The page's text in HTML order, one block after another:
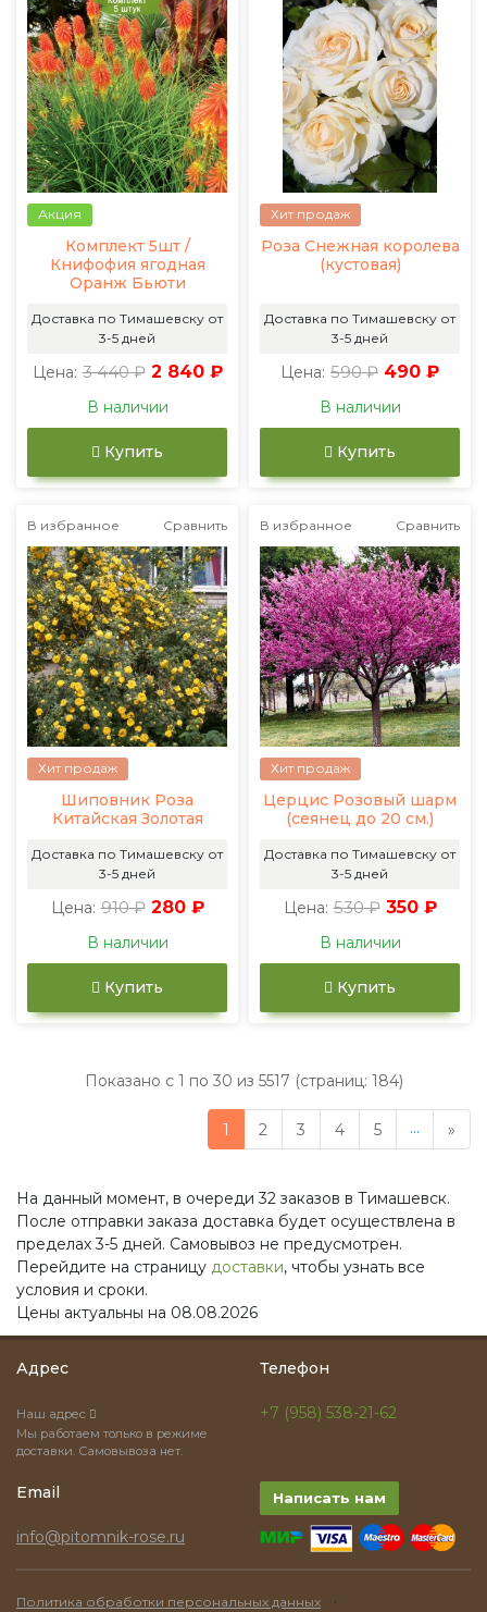
Акция
Комплект 5шт /
Книфофия ягодная
Оранж Бьюти
Доставка по Тимашевску от
3-5 дней
Цена: 3 440 ₽ 2 840 ₽
В наличии
Купить
Хит продаж
Роза Снежная королева
(кустовая)
Доставка по Тимашевску от
3-5 дней
Цена: 590 ₽ 490 ₽
В наличии
Купить
В избранное Сравнить
Хит продаж
Шиповник Роза
Китайская Золотая
Доставка по Тимашевску от
3-5 дней
Цена: 910 ₽ 280 ₽
В наличии
Купить
В избранное Сравнить
Хит продаж
Церцис Розовый шарм
(сеянец до 20 см.)
Доставка по Тимашевску от
3-5 дней
Цена: 530 ₽ 350 ₽
В наличии
Купить
Показано с 1 по 30 из 5517 (страниц: 184)
1 2 3 4 5 ... »
На данный момент, в очереди 32 заказов в Тимашевск.
После отправки заказа доставка будет осуществлена в
пределах 3-5 дней. Самовывоз не предусмотрен.
Перейдите на страницу доставки, чтобы узнать все
условия и сроки.
Цены актуальны на 08.08.2026
Адрес
Наш адрес
Мы работаем только в режиме
доставки. Самовывоза нет.
Телефон
+7 (958) 538-21-62
Email
info@pitomnik-rose.ru
Написать нам
Политика обработки персональных данных ·